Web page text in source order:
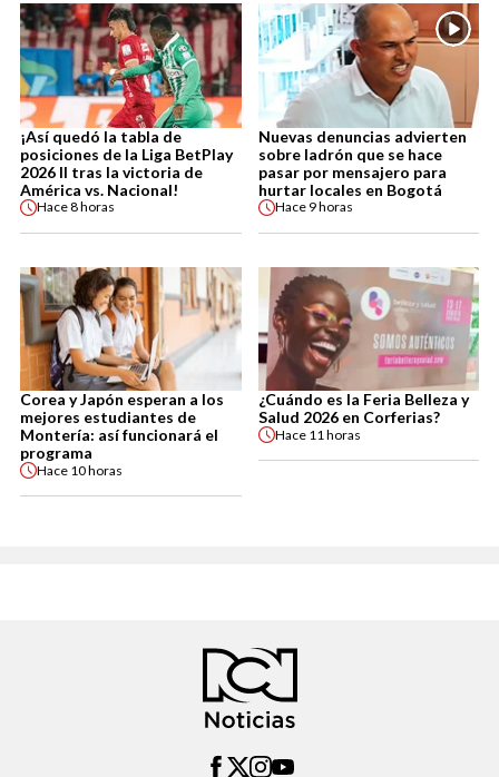
¡Así quedó la tabla de
posiciones de la Liga BetPlay
2026 II tras la victoria de
América vs. Nacional!
Hace8 horas
Nuevas denuncias advierten
sobre ladrón que se hace
pasar por mensajero para
hurtar locales en Bogotá
Hace 9 horas
Corea y Japón esperan a los
mejores estudiantes de
Montería: así funcionará el
programa
Hace 10 horas
¿Cuándo es la Feria Belleza y
Salud 2026 en Corferias?
Hace 11 horas